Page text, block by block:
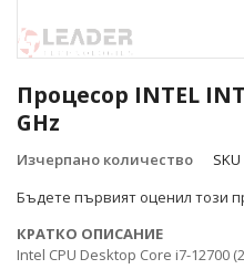
Процесор INTEL
GHz
Изчерпано количество SKU
Бъдете първият оценил този
КРАТКО ОПИСАНИЕ
Intel CPU Desktop Core i7-12700
към
началото
на
галерия
снимки